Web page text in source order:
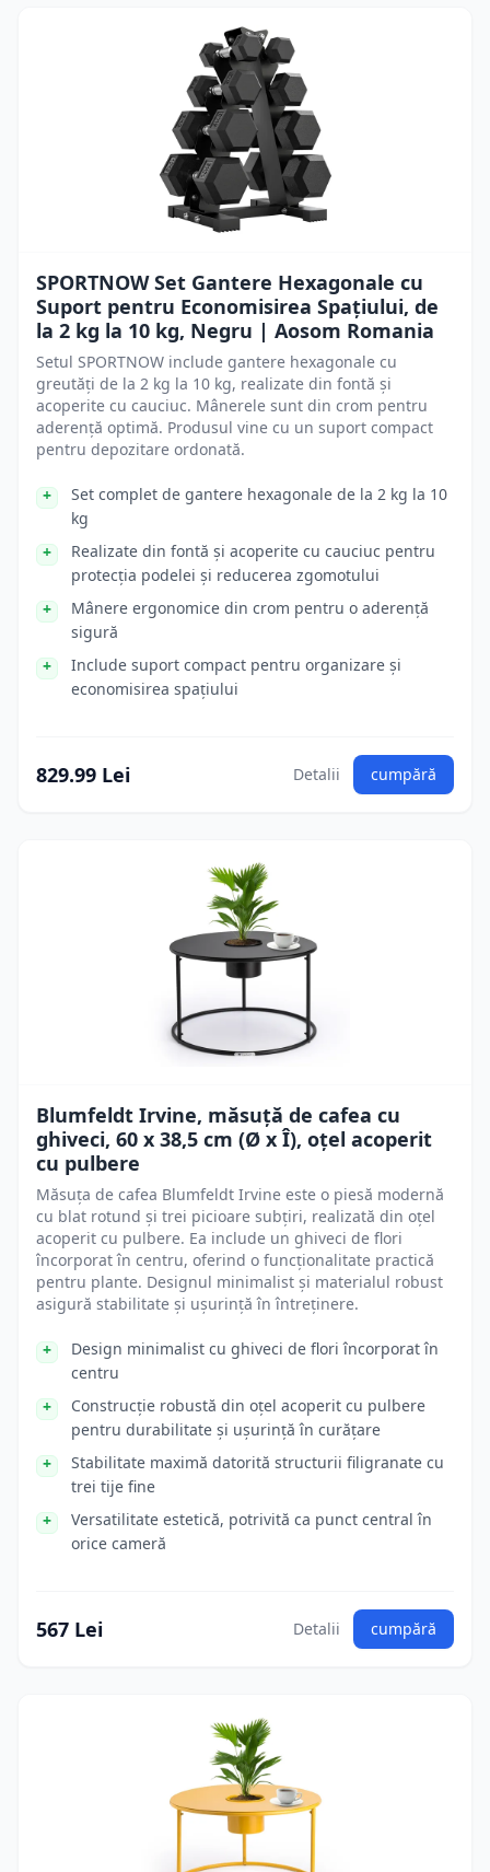
SPORTNOW Set Gantere Hexagonale cu
Suport pentru Economisirea Spațiului, de
la 2 kg la 10 kg, Negru | Aosom Romania
Setul SPORTNOW include gantere hexagonale cu
greutăți de la 2 kg la 10 kg, realizate din fontă și
acoperite cu cauciuc. Mânerele sunt din crom pentru
aderență optimă. Produsul vine cu un suport compact
pentru depozitare ordonată.
Set complet de gantere hexagonale de la 2 kg la 10
kg
Realizate din fontă și acoperite cu cauciuc pentru
protecția podelei și reducerea zgomotului
Mânere ergonomice din crom pentru o aderență
sigură
Include suport compact pentru organizare și
economisirea spațiului
829.99 Lei Detalii cumpără
Blumfeldt Irvine, măsuță de cafea cu
ghiveci, 60 x 38,5 cm (Ø x Î), oțel acoperit
cu pulbere
Măsuța de cafea Blumfeldt Irvine este o piesă modernă
cu blat rotund și trei picioare subțiri, realizată din oțel
acoperit cu pulbere. Ea include un ghiveci de flori
încorporat în centru, oferind o funcționalitate practică
pentru plante. Designul minimalist și materialul robust
asigură stabilitate și ușurință în întreținere.
Design minimalist cu ghiveci de flori încorporat în
centru
Construcție robustă din oțel acoperit cu pulbere
pentru durabilitate și ușurință în curățare
Stabilitate maximă datorită structurii filigranate cu
trei tije fine
Versatilitate estetică, potrivită ca punct central în
orice cameră
567 Lei Detalii cumpără